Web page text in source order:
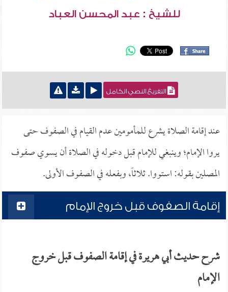
للشيخ : عبد المحسن العباد
التفريغ النصي الكامل
عند إقامة الصلاة يشرع للمأمومين عدم القيام في الصفوف حتى
يروا الإمام؛ وينبغي للإمام قبل دخوله في الصلاة أن يسوي صفوف
المصلين بقوله: استووا. ثلاثاً، وبفعله في الصفوف الأولى.
إقامة الصفوف قبل خروج الإمام
شرح حديث أبي هريرة في إقامة الصفوف قبل خروج
الإمام